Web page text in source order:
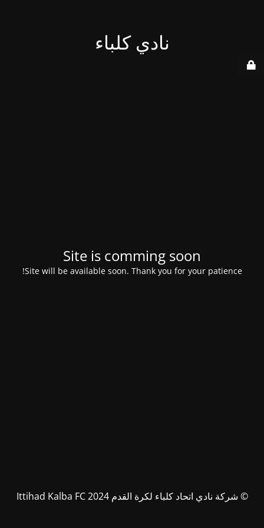
نادي كلباء
Site is comming soon
Site will be available soon. Thank you for your patience!
© شركة نادي اتحاد كلباء لكرة القدم Ittihad Kalba FC 2024